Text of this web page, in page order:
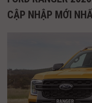
CẬP NHẬP MỚI